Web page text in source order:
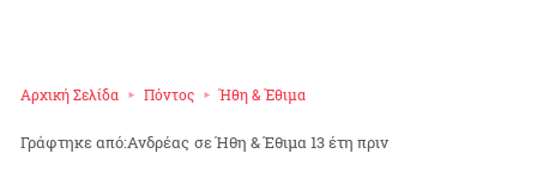
Αρχική Σελίδα Πόντος Ήθη & Έθιμα
Ανδρέας σεΉθη & Έθιμα13 έτη πριν